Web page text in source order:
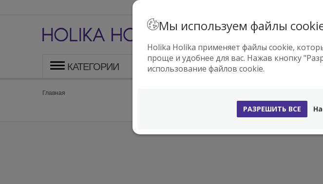
ПОДЛИННЫЙ ТОВАР
фабрики Holika Holika.
КАТЕГОРИИ
Главная
Мы используем файлы
Holika Holika применяет файлы cookie,
проще и удобнее для вас. Нажав кнопку
использование файлов cookie.
РАЗРЕШИТЬ ВСЕ